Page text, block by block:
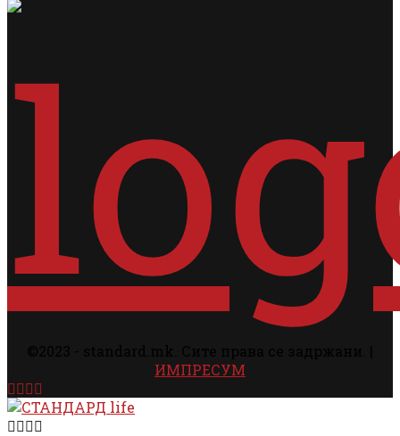
ИМПРЕСУМ
Facebook
Instagram
Email
Facebook
Instagram
Email